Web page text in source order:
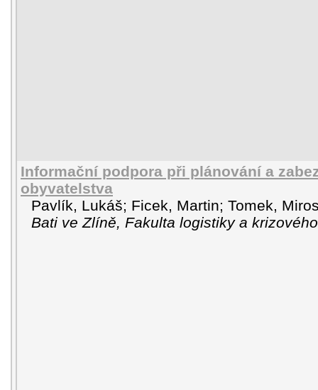
Informační podpora při plánování a
obyvatelstva
Pavlík, Lukáš; Ficek, Martin; Tomek,
Bati ve Zlíně, Fakulta logistiky a